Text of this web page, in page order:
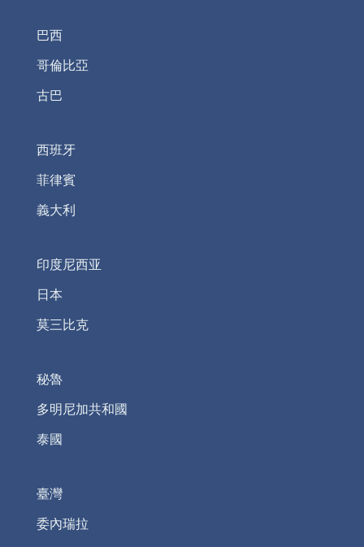
巴西
哥倫比亞
古巴
西班牙
菲律賓
義大利
印度尼西亚
日本
莫三比克
秘魯
多明尼加共和國
泰國
臺灣
委內瑞拉